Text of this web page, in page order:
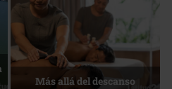
Energía que Impulsa la
competitividad